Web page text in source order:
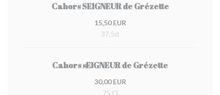
Cahors SEIGNEUR de Grézette
15,50 EUR
37,5cl
Cahors sEIGNEUR de Grézette
30,00 EUR
75 Cl